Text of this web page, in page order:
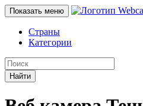
Показать меню
Страны
Категории
Найти